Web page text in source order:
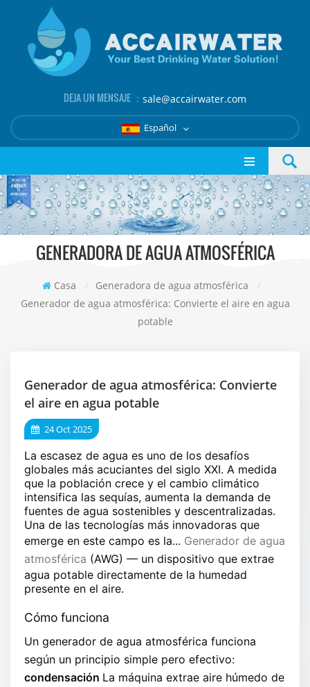
DEJA UN MENSAJE ： sale@accairwater.com
Español
GENERADORA DE AGUA ATMOSFÉRICA
Casa / Generadora de agua atmosférica
/
Generador de agua atmosférica: Convierte el aire en agua
potable
Generador de agua atmosférica: Convierte
el aire en agua potable
24 Oct 2025
La escasez de agua es uno de los desafíos
globales más acuciantes del siglo XXI. A medida
que la población crece y el cambio climático
intensifica las sequías, aumenta la demanda de
fuentes de agua sostenibles y descentralizadas.
Una de las tecnologías más innovadoras que
emerge en este campo es la... Generador de agua
atmosférica (AWG) — un dispositivo que extrae
agua potable directamente de la humedad
presente en el aire.
Cómo funciona
Un generador de agua atmosférica funciona
según un principio simple pero efectivo:
condensación La máquina extrae aire húmedo de